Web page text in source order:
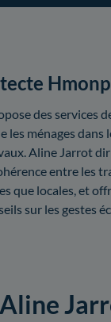
Hmonp
des services
ménages dans
Aline Jarrot
entre les
que locales, et
sur les gestes